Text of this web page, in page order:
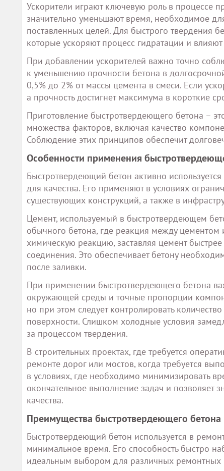
Ускорители играют ключевую роль в процессе
значительно уменьшают время, необходимое
поставленных целей. Для быстрого твердения
которые ускоряют процесс гидратации и
При добавлении ускорителей важно точно
к уменьшению прочности бетона в
0,5% до 2% от массы цемента в смеси. Если
а прочность достигнет максимума в короткие
Приготовление быстротвердеющего бетона –
множества факторов, включая качество
Соблюдение этих принципов обеспечит
Особенности применения
Быстротвердеющий бетон активно
для качества. Его применяют в условиях
существующих конструкций, а также в
Цемент, используемый в быстротвердеющем
обычного бетона, где реакция между
химическую реакцию, заставляя цемент
соединения. Это обеспечивает бетону
после заливки.
При применении быстротвердеющего бетона
окружающей среды и точные пропорции
но при этом следует контролировать
поверхности. Слишком холодные условия
за процессом твердения.
В строительных проектах, где требуется
ремонте дорог или мостов, когда требуется
в условиях, где необходимо минимизировать
окончательное выполнение задач и позволяет
качества.
Преимущества быстротвердеющего
Быстротвердеющий бетон используется в
минимальное время. Его способность быстро
идеальным выбором для различных ремонтных